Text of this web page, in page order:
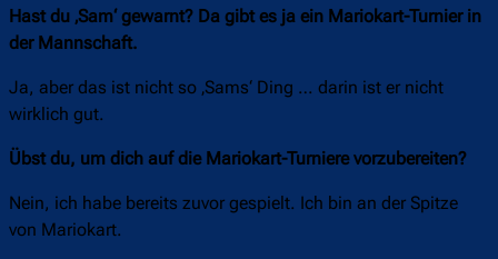
Hast du ‚Sam‘ gewarnt? Da gibt es ja ein Mariokart-Turnier in
der Mannschaft.
Ja, aber das ist nicht so ‚Sams‘ Ding … darin ist er nicht
wirklich gut.
Übst du, um dich auf die Mariokart-Turniere vorzubereiten?
Nein, ich habe bereits zuvor gespielt. Ich bin an der Spitze
von Mariokart.